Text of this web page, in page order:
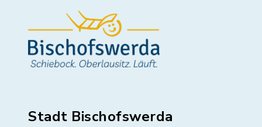
Stadt Bischofswerda